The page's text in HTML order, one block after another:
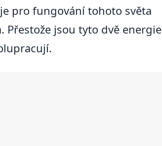
pro fungování tohoto světa
jsou tyto dvě energie